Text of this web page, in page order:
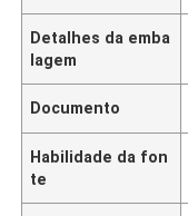
Detalhes da emba
lagem
Documento
Habilidade da fon
te